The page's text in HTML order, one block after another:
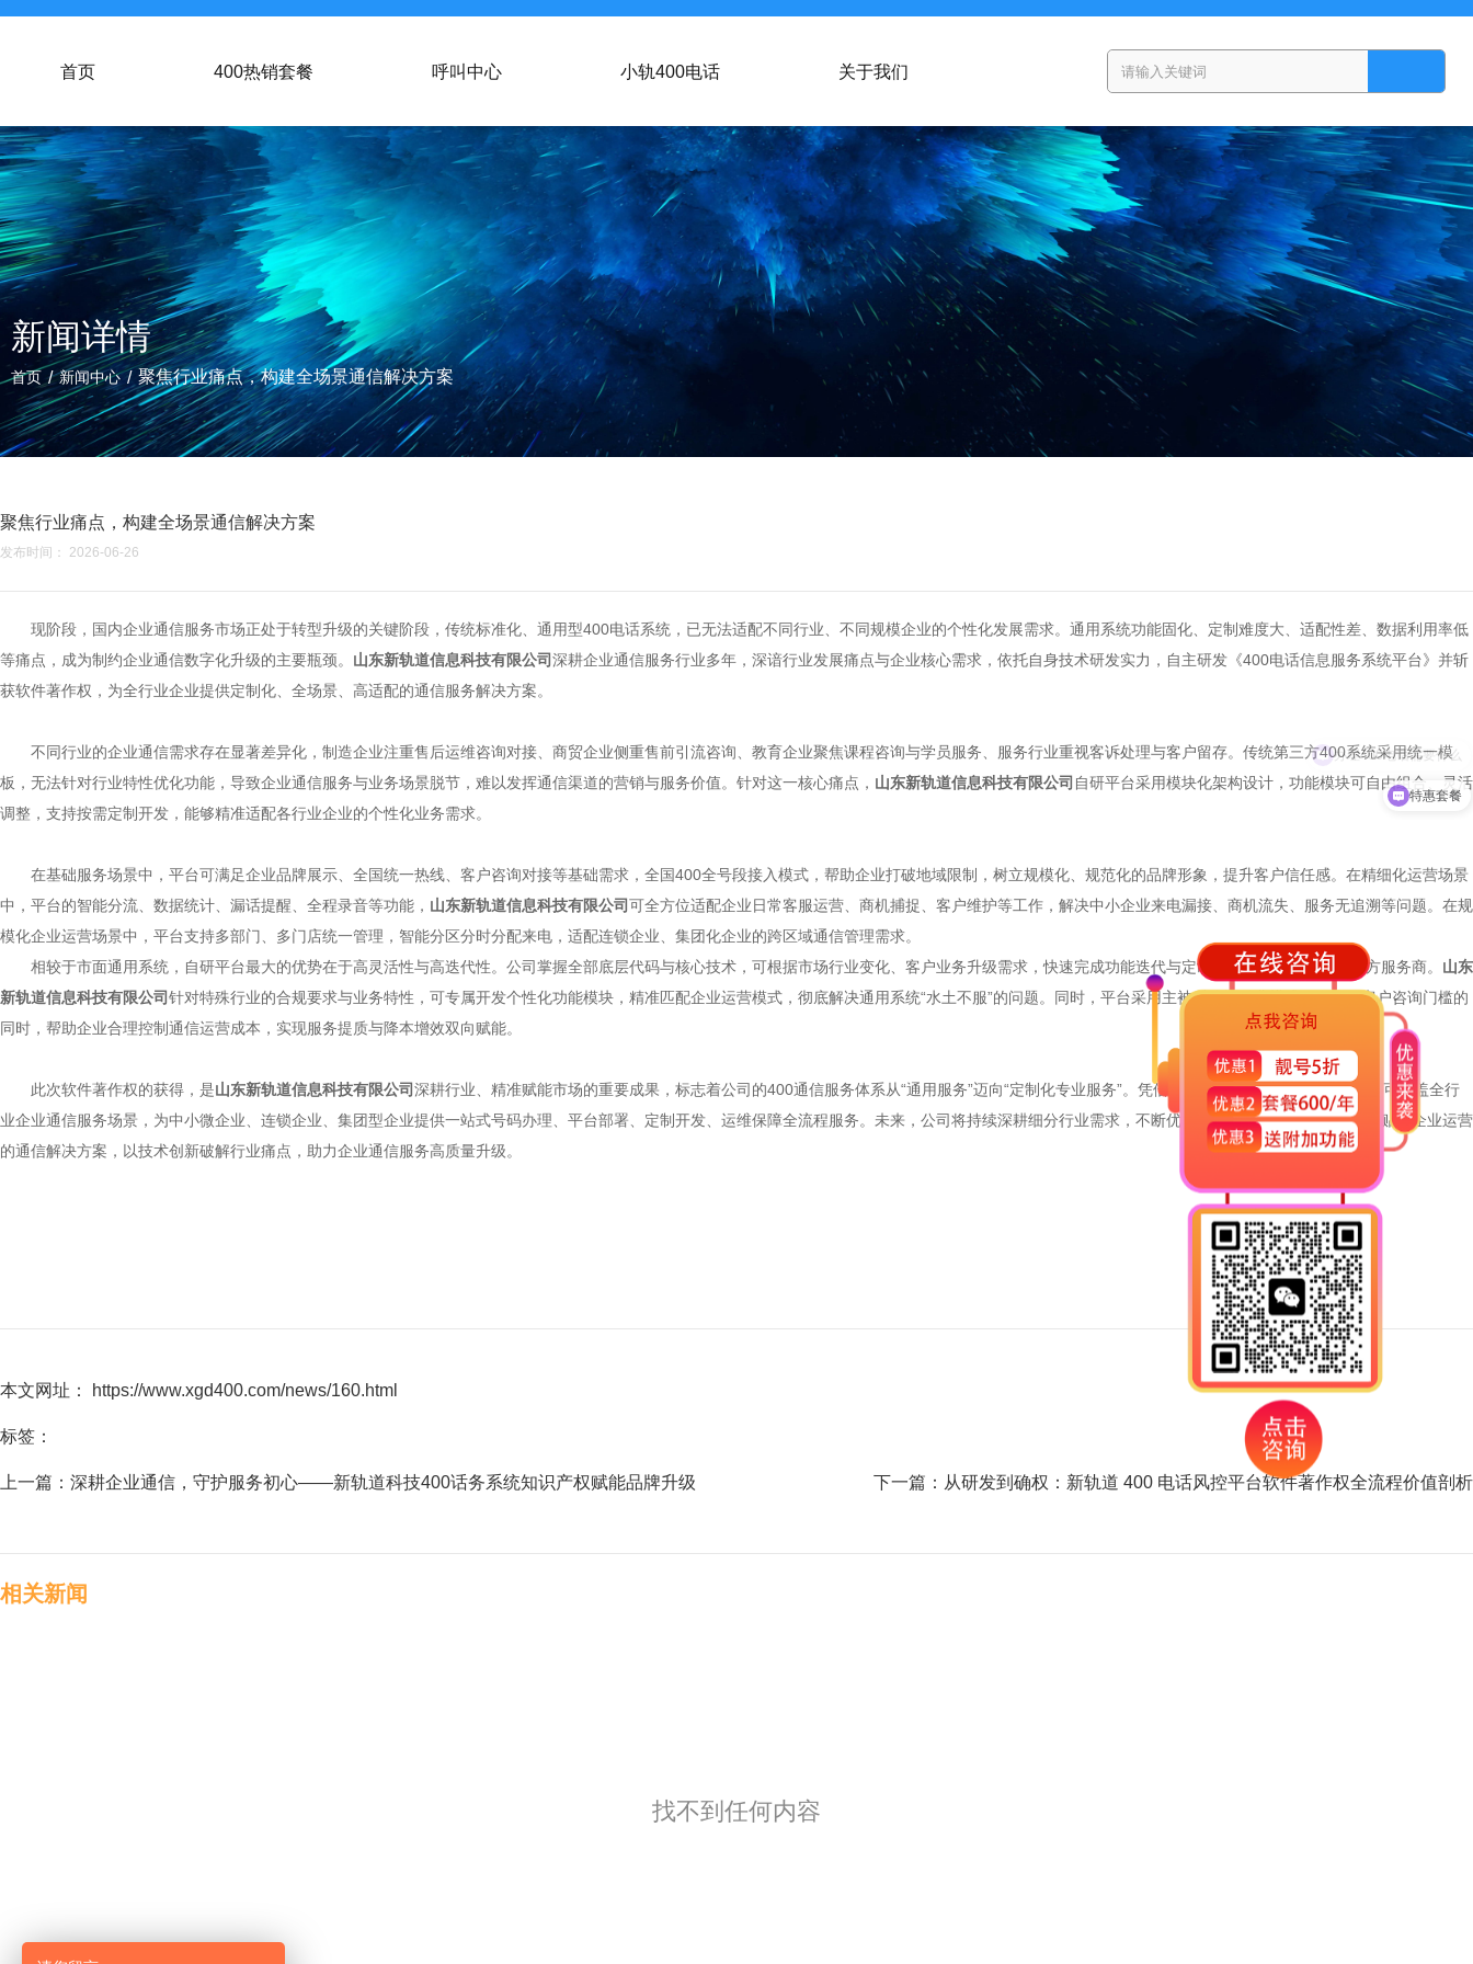
首页 400热销套餐 呼叫中心 小轨400电话 关于我们
新闻详情
首页 /新闻中心 / 聚焦行业痛点，构建全场景通信解决方案
聚焦行业痛点，构建全场景通信解决方案
发布时间： 2026-06-26
现阶段，国内企业通信服务市场正处于转型升级的关键阶段，传统标准化、通用型400电话系统，已无法适配不同行业、不同规模企业的个性化发展需求。通用系统功能固化、定制难度大、适配性差、数据利用率低
等痛点，成为制约企业通信数字化升级的主要瓶颈。 山东新轨道信息科技有限公司深耕企业通信服务行业多年，深谙行业发展痛点与企业核心需求，依托自身技术研发实力，自主研发《400电话信息服务系统平台》并斩
获软件著作权，为全行业企业提供定制化、全场景、高适配的通信服务解决方案。
不同行业的企业通信需求存在显著差异化，制造企业注重售后运维咨询对接、商贸企业侧重售前引流咨询、教育企业聚焦课程咨询与学员服务、服务行业重视客诉处理与客户留存。传统第三方400系统采用统一模
板，无法针对行业特性优化功能，导致企业通信服务与业务场景脱节，难以发挥通信渠道的营销与服务价值。针对这一核心痛点， 山东新轨道信息科技有限公司 自研平台采用模块化架构设计，功能模块可自由组合、灵活
调整，支持按需定制开发，能够精准适配各行业企业的个性化业务需求。
在基础服务场景中，平台可满足企业品牌展示、全国统一热线、客户咨询对接等基础需求，全国400全号段接入模式，帮助企业打破地域限制，树立规模化、规范化的品牌形象，提升客户信任感。在精细化运营场景
中，平台的智能分流、数据统计、漏话提醒、全程录音等功能， 山东新轨道信息科技有限公司可全方位适配企业日常客服运营、商机捕捉、客户维护等工作，解决中小企业来电漏接、商机流失、服务无追溯等问题。在规
模化企业运营场景中，平台支持多部门、多门店统一管理，智能分区分时分配来电，适配连锁企业、集团化企业的跨区域通信管理需求。
相较于市面通用系统，自研平台最大的优势在于高灵活性与高迭代性。公司掌握全部底层代码与核心技术，可根据市场行业变化、客户业务升级需求，快速完成功能迭代与定制开发，无需受限于第三方服务商。 山东
新轨道信息科技有限公司针对特殊行业的合规要求与业务特性，可专属开发个性化功能模块，精准匹配企业运营模式，彻底解决通用系统“水土不服”的问题。同时，平台采用主被叫分摊付费模式，在降低客户咨询门槛的
同时，帮助企业合理控制通信运营成本，实现服务提质与降本增效双向赋能。
此次软件著作权的获得，是山东新轨道信息科技有限公司深耕行业、精准赋能市场的重要成果，标志着公司的400通信服务体系从“通用服务”迈向“定制化专业服务”。凭借自研平台的强大适配能力，公司可覆盖全行
业企业通信服务场景，为中小微企业、连锁企业、集团型企业提供一站式号码办理、平台部署、定制开发、运维保障全流程服务。未来，公司将持续深耕细分行业需求，不断优化平台场景适配能力，打磨更贴合企业运营
的通信解决方案，以技术创新破解行业痛点，助力企业通信服务高质量升级。
本文网址： https://www.xgd400.com/news/160.html
标签：
上一篇： 深耕企业通信，守护服务初心——新轨道科技400话务系统知识产权赋能品牌升级 下一篇： 从研发到确权：新轨道 400 电话风控平台软件著作权全流程价值剖析
相关新闻
找不到任何内容
特惠套餐